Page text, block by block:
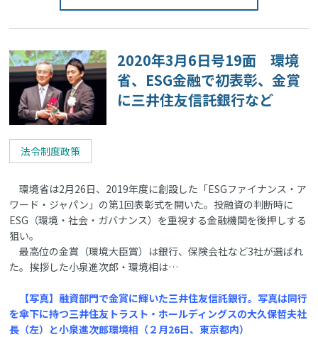
2020年3月6日号19面 環境
省、ESG金融で初表彰、金賞
に三井住友信託銀行など
法令制度政策
環境省は2月26日、2019年度に創設した「ESGファイナンス・ア
ワード・ジャパン」の第1回表彰式を開いた。投融資の判断時に
ESG（環境・社会・ガバナンス）を重視する金融機関を後押しする
狙い。
最高位の金賞（環境大臣賞）は銀行、保険会社など3社が選ばれ
た。挨拶した小泉進次郎・環境相は…
【写真】融資部門で金賞に輝いた三井住友信託銀行。写真は同行
を傘下に持つ三井住友トラスト・ホールディングスの大久保哲夫社
長（左）と小泉進次郎環境相（２月26日、東京都内）